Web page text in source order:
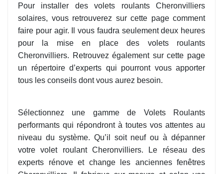
Pour installer des volets roulants Cheronvilliers
solaires, vous retrouverez sur cette page comment
faire pour agir. Il vous faudra seulement deux heures
pour la mise en place des volets roulants
Cheronvilliers. Retrouvez également sur cette page
un répertoire d’experts qui pourront vous apporter
tous les conseils dont vous aurez besoin.
Sélectionnez une gamme de Volets Roulants
performants qui répondront à toutes vos attentes au
niveau du système. Qu’il soit neuf ou à dépanner
votre volet roulant Cheronvilliers. Le réseau des
experts rénove et change les anciennes fenêtres